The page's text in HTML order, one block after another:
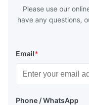
Please use our
have any questions,
Email*
Phone / WhatsApp